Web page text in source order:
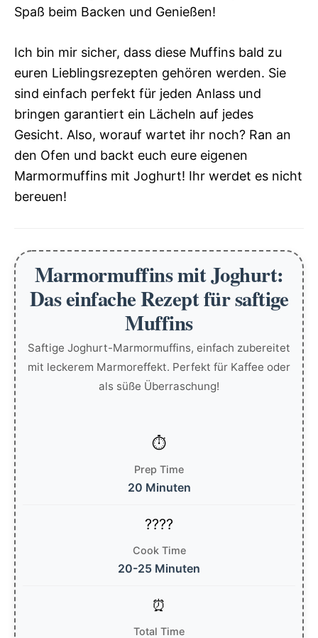
Spaß beim Backen und Genießen!
Ich bin mir sicher, dass diese Muffins bald zu
euren Lieblingsrezepten gehören werden. Sie
sind einfach perfekt für jeden Anlass und
bringen garantiert ein Lächeln auf jedes
Gesicht. Also, worauf wartet ihr noch? Ran an
den Ofen und backt euch eure eigenen
Marmormuffins mit Joghurt! Ihr werdet es nicht
bereuen!
Marmormuffins mit Joghurt:
Das einfache Rezept für saftige
Muffins
Saftige Joghurt-Marmormuffins, einfach zubereitet
mit leckerem Marmoreffekt. Perfekt für Kaffee oder
als süße Überraschung!
Prep Time
20 Minuten
Cook Time
20-25 Minuten
Total Time